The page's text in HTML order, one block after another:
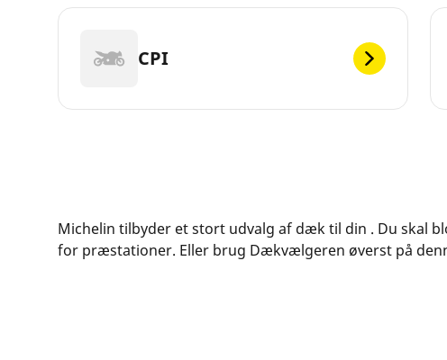
CPI
Michelin tilbyder et stort udvalg af dæk til din . Du skal
for præstationer. Eller brug Dækvælgeren øverst på